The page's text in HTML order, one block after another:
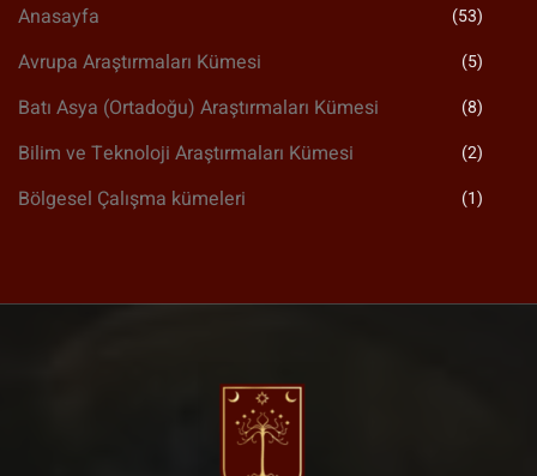
Anasayfa (53)
Avrupa Araştırmaları Kümesi (5)
Batı Asya (Ortadoğu) Araştırmaları Kümesi (8)
Bilim ve Teknoloji Araştırmaları Kümesi (2)
Bölgesel Çalışma kümeleri (1)